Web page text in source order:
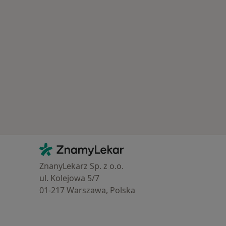
Kontakt
ZnamyLekar - Hlavní stránka
ZnanyLekarz Sp. z o.o.
ul. Kolejowa 5/7
01-217 Warszawa, Polska